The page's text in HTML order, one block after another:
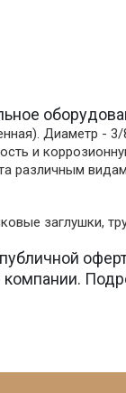
Диаметр -
и
различным
заглушки,